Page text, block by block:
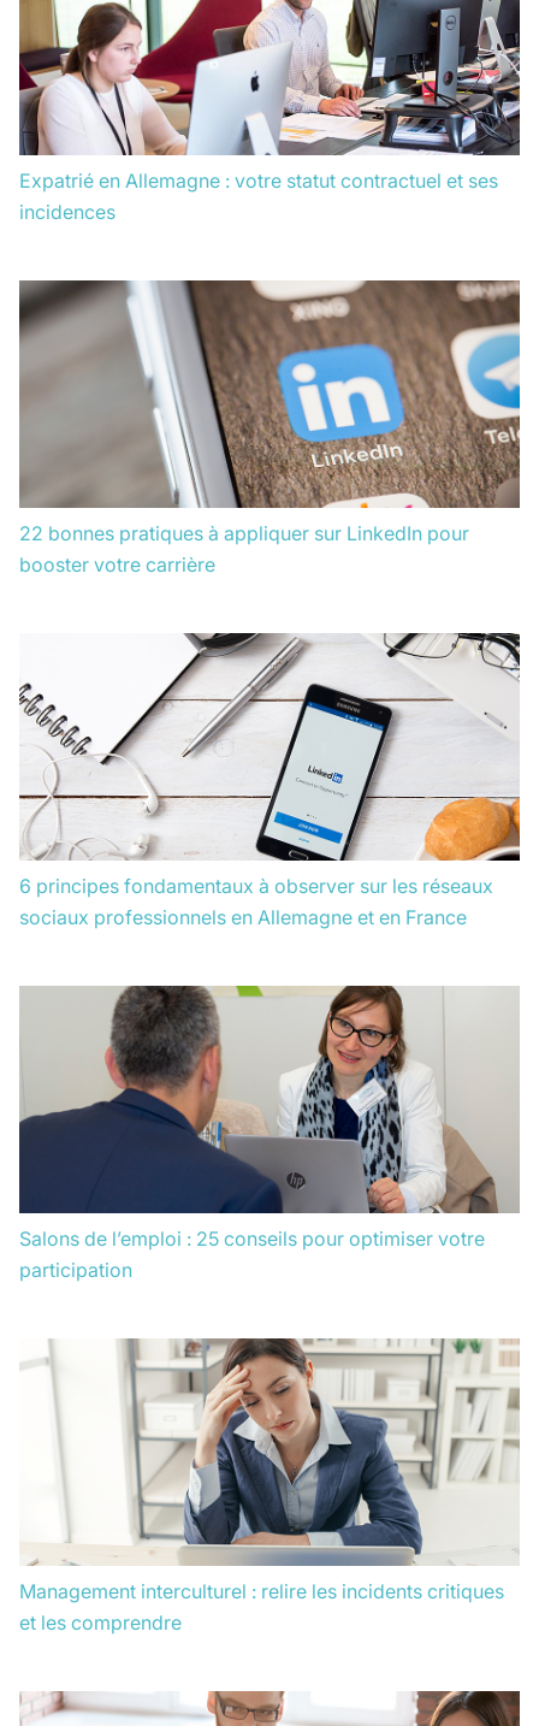
Expatrié en Allemagne : votre statut contractuel et ses
incidences
22 bonnes pratiques à appliquer sur LinkedIn pour
booster votre carrière
6 principes fondamentaux à observer sur les réseaux
sociaux professionnels en Allemagne et en France
Salons de l’emploi : 25 conseils pour optimiser votre
participation
Management interculturel : relire les incidents critiques
et les comprendre